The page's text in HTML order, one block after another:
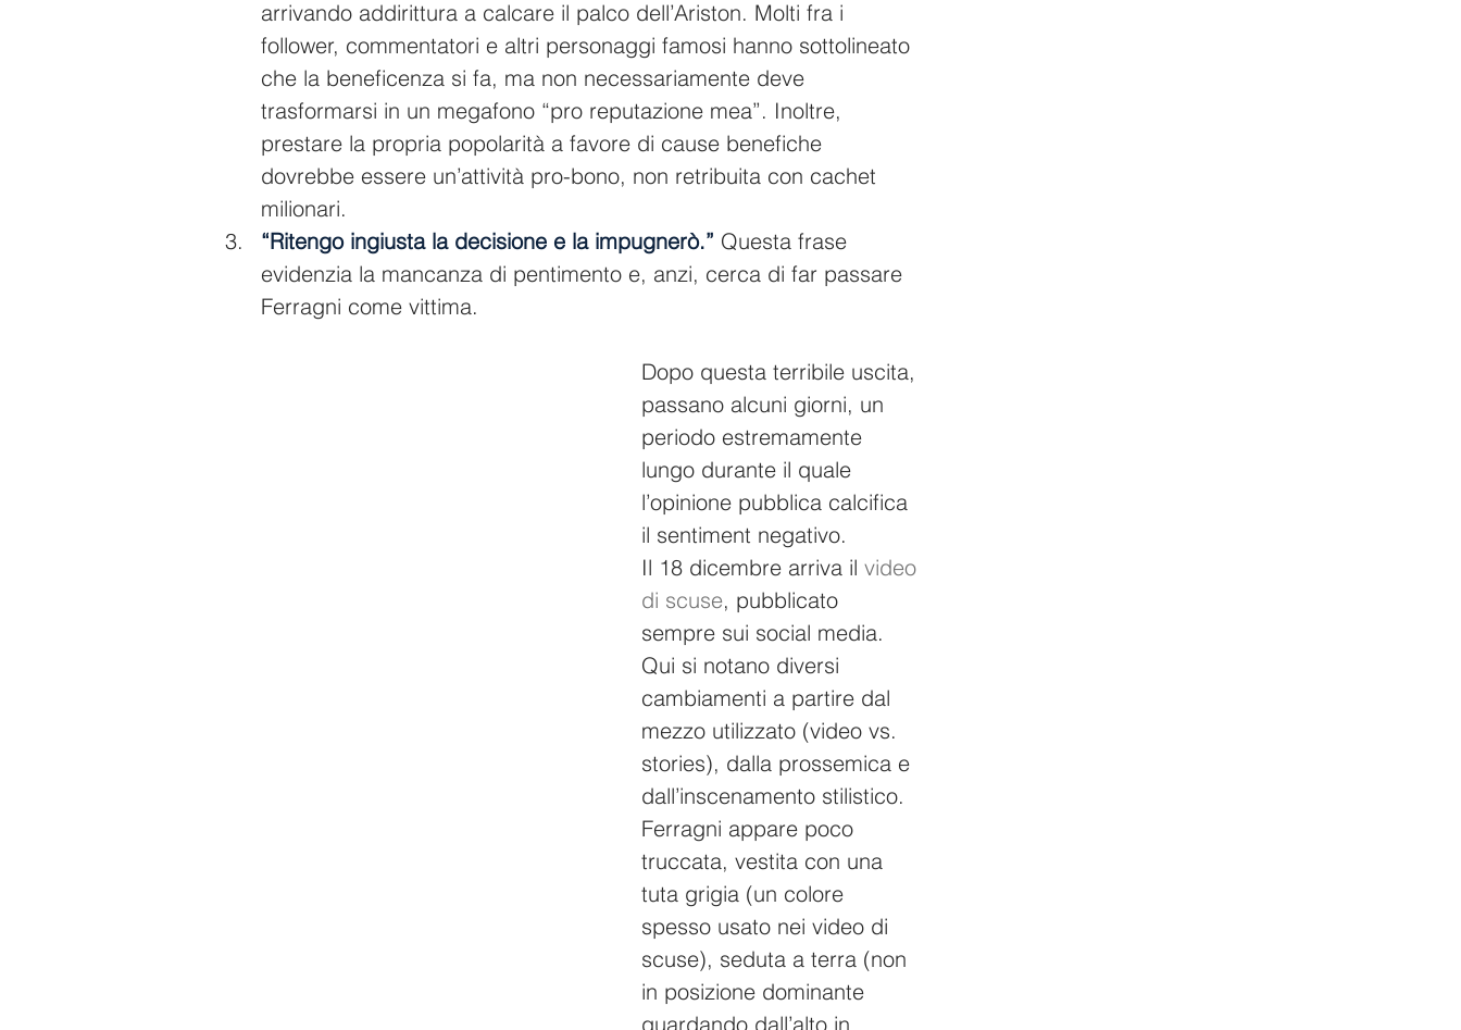
arrivando addirittura a calcare il palco dell’Ariston. Molti fra i
follower, commentatori e altri personaggi famosi hanno sottolineato
che la beneficenza si fa, ma non necessariamente deve
trasformarsi in un megafono “pro reputazione mea”. Inoltre,
prestare la propria popolarità a favore di cause benefiche
dovrebbe essere un’attività pro-bono, non retribuita con cachet
milionari.
“Ritengo ingiusta la decisione e la impugnerò.” Questa frase
evidenzia la mancanza di pentimento e, anzi, cerca di far passare
Ferragni come vittima.
Dopo questa terribile uscita,
passano alcuni giorni, un
periodo estremamente
lungo durante il quale
l’opinione pubblica calcifica
il sentiment negativo.
Il 18 dicembre arriva il video
di scuse, pubblicato
sempre sui social media.
Qui si notano diversi
cambiamenti a partire dal
mezzo utilizzato (video vs.
stories), dalla prossemica e
dall’inscenamento stilistico.
Ferragni appare poco
truccata, vestita con una
tuta grigia (un colore
spesso usato nei video di
scuse), seduta a terra (non
in posizione dominante
guardando dall’alto in